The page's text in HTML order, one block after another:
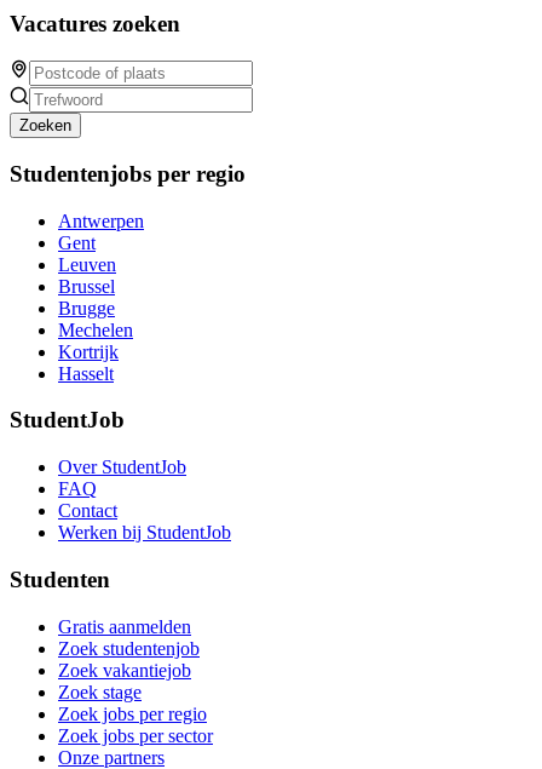
Vacatures zoeken
Zoeken
Studentenjobs per regio
Antwerpen
Gent
Leuven
Brussel
Brugge
Mechelen
Kortrijk
Hasselt
StudentJob
Over StudentJob
FAQ
Contact
Werken bij StudentJob
Studenten
Gratis aanmelden
Zoek studentenjob
Zoek vakantiejob
Zoek stage
Zoek jobs per regio
Zoek jobs per sector
Onze partners